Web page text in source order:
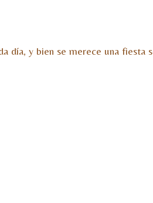
día, y bien se merece una fiesta